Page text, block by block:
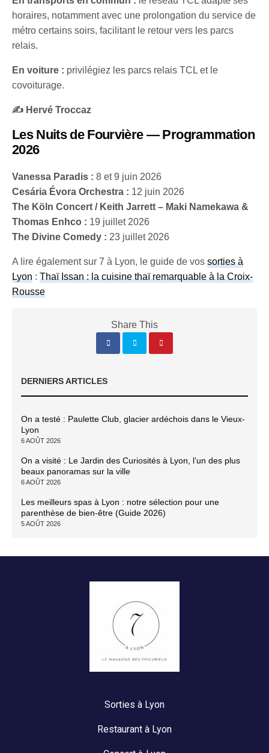
horaires, notamment avec une prolongation du service de
métro certains soirs, facilitant le retour vers les parcs
relais.
En voiture : privilégiez les parcs relais TCL et le
covoiturage.
✍️ Hervé Troccaz
Les Nuits de Fourvière — Programmation
2026
Vanessa Paradis : 8 et 9 juin 2026
Cesária Évora Orchestra : 12 juin 2026
The Köln Concert / Keith Jarrett – Maki Namekawa &
Thomas Enhco : 19 juillet 2026
The Divine Comedy : 23 juillet 2026
A lire également sur 7 à Lyon, le guide de vossorties à
Lyon :Thaï Issan : la cuisine thaï remarquable à la Croix-
Rousse
Share This
DERNIERS ARTICLES
On a testé : Paulette Club, glacier ardéchois dans le Vieux-
Lyon
6 AOÛT 2026
On a visité : Le Jardin des Curiosités à Lyon, l’un des plus
beaux panoramas sur la ville
6 AOÛT 2026
Les meilleurs spas à Lyon : notre sélection pour une
parenthèse de bien-être (Guide 2026)
5 AOÛT 2026
Sorties à Lyon
Restaurant à Lyon